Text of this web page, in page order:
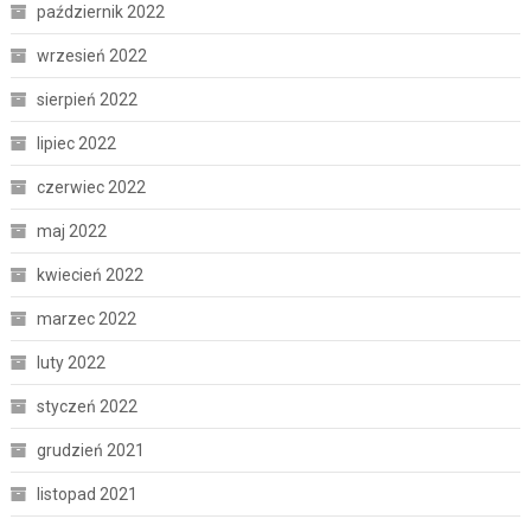
październik 2022
wrzesień 2022
sierpień 2022
lipiec 2022
czerwiec 2022
maj 2022
kwiecień 2022
marzec 2022
luty 2022
styczeń 2022
grudzień 2021
listopad 2021